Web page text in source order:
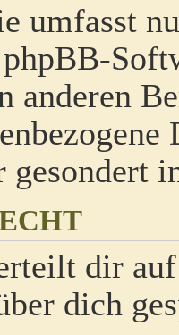
umfasst
anderen
gesondert
dir
dich